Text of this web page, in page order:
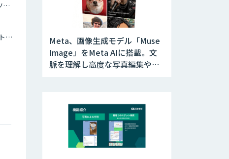
AR・VR・デジタルツイン
マーケテイングオートメーション・MAツール
Meta、画像生成モデル「Muse
Image」をMeta AIに搭載。文
脈を理解し高度な写真編集やデ